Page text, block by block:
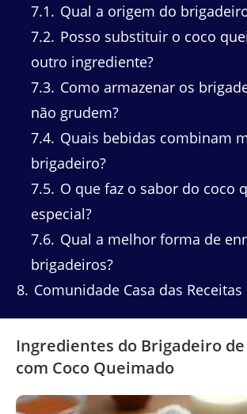
7.1
Qual a origem do
7.2 Posso substituir o coco
outro ingrediente?
7.3 Como armazenar os
não grudem?
7.4 Quais bebidas combinam
brigadeiro?
7.5 O que faz o sabor do coco
especial?
7.6 Qual a melhor forma de
brigadeiros?
8 Comunidade Casa das Receitas
Ingredientes do Brigadeiro
com Coco Queimado